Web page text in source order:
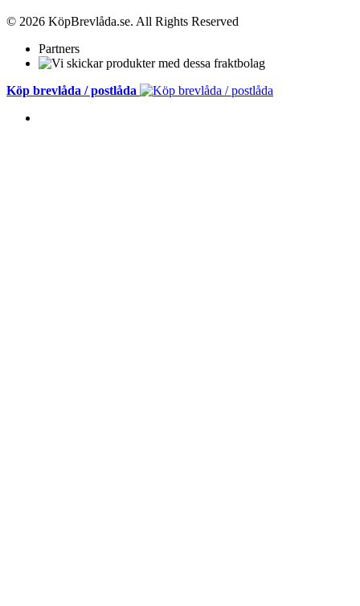
© 2026 KöpBrevlåda.se. All Rights Reserved
Partners
Köp brevlåda / postlåda